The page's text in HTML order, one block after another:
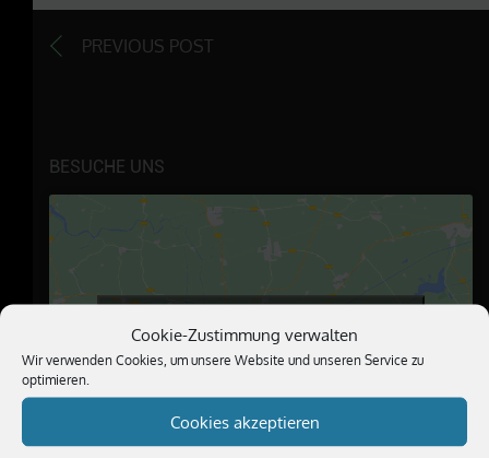
Cookie-Zustimmung verwalten
Wir verwenden Cookies, um unsere Website und unseren Service zu
optimieren.
Cookies akzeptieren
PREVIOUS POST
BESUCHE UNS
akzeptieren und diesen Inhalt zu